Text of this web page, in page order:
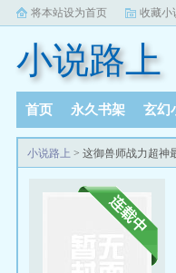
将本站设为首页 收藏小
小说路上
首页 永久书架 玄幻
阅读记录
小说路上 > 这御兽师战力超神